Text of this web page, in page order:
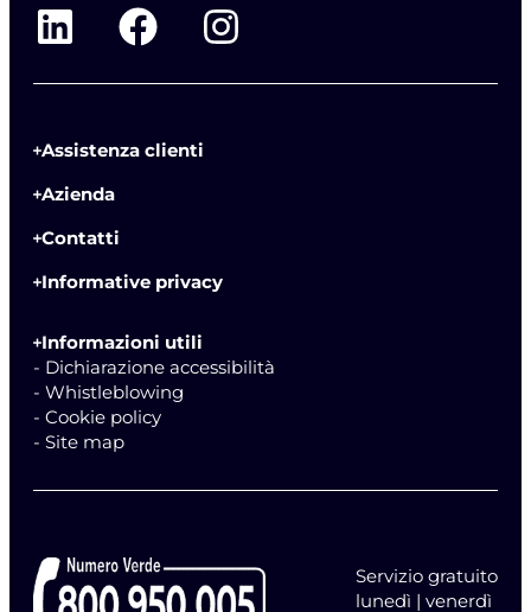
Assistenza clienti
Azienda
Contatti
Informative privacy
Informazioni utili
- Dichiarazione accessibilità
- Whistleblowing
- Cookie policy
- Site map
Servizio gratuito
lunedì | venerdì